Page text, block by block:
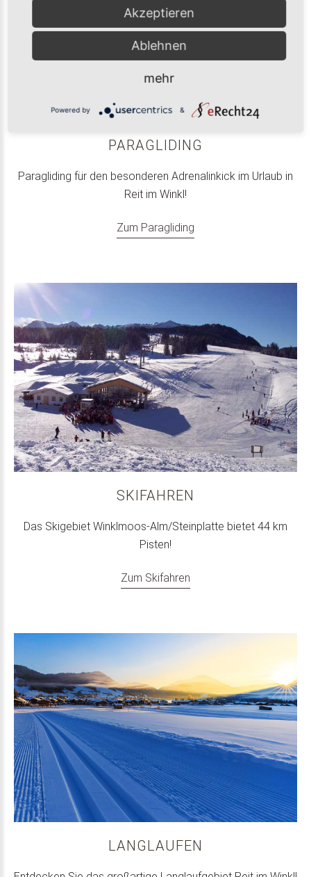
PARAGLIDING
Paragliding für den besonderen Adrenalinkick im Urlaub in
Reit im Winkl!
Zum Paragliding
SKIFAHREN
Das Skigebiet Winklmoos-Alm/Steinplatte bietet 44 km
Pisten!
Zum Skifahren
LANGLAUFEN
Akzeptieren
Ablehnen
mehr
Powered by &